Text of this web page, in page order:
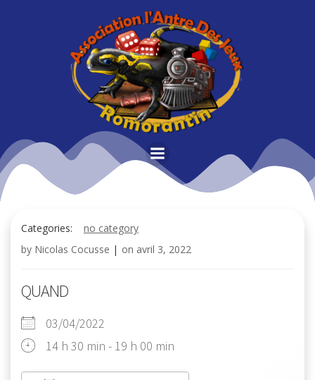
Aller
au
contenu
Categories:
no category
by Nicolas Cocusse | on avril 3, 2022
QUAND
03/04/2022
14 h 30 min - 19 h 00 min